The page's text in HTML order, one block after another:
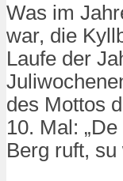
Was im
war, die
Laufe der
des Mottos
10. Mal:
Berg ruft, su